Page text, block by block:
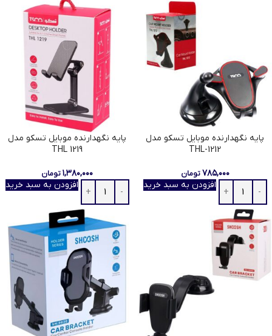
پایه نگهدارنده موبایل تسکو مدل
THL-1212
۷۸۵,۰۰۰ تومان
افزودن به سبد خرید
پایه نگهدارنده موبایل تسکو مدل
THL 1219
۱,۳۸۰,۰۰۰تومان
افزودن به سبد خرید